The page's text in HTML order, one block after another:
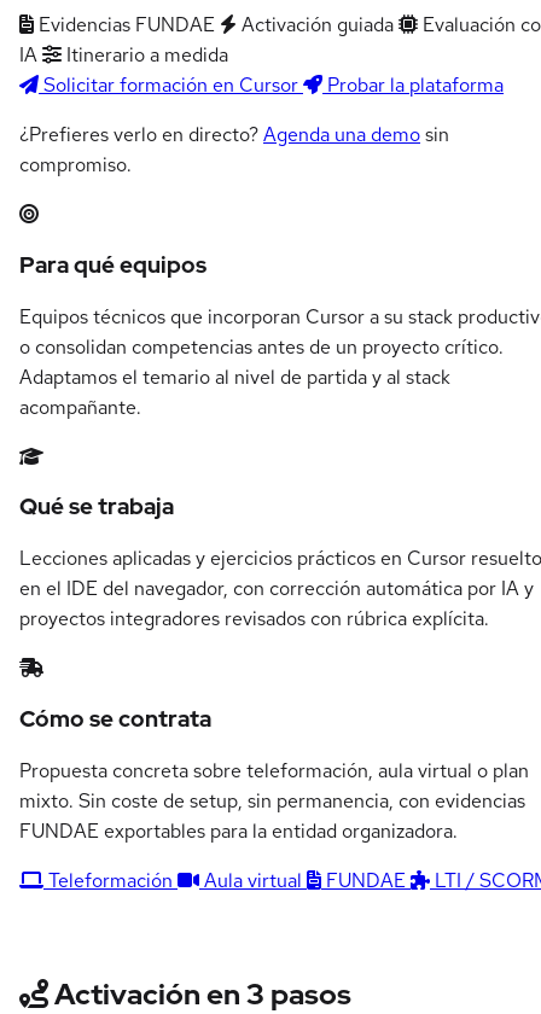
Evidencias FUNDAE
Activación guiada
Evaluación
IA
Itinerario a medida
Solicitar formación en Cursor
Probar la plataforma
¿Prefieres verlo en directo?Agenda una demosin
compromiso.
Resumen del itinerario en Cursor
Para qué equipos
Equipos técnicos que incorporan Cursor a su stack
o consolidan competencias antes de un proyecto crítico.
Adaptamos el temario al nivel de partida y al stack
acompañante.
Qué se trabaja
Lecciones aplicadas y ejercicios prácticos en Cursor
en el IDE del navegador, con corrección automática por IA y
proyectos integradores revisados con rúbrica explícita.
Cómo se contrata
Propuesta concreta sobre teleformación, aula virtual o plan
mixto. Sin coste de setup, sin permanencia, con evidencias
FUNDAE exportables para la entidad organizadora.
Teleformación
Aula virtual FUNDAE LTI /
Activación en 3 pasos